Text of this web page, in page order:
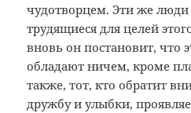
чудотворцем. Эти же люди
трудящиеся для целей
вновь он постановит, что
обладают ничем, кроме
также, тот, кто обратит
дружбу и улыбки,